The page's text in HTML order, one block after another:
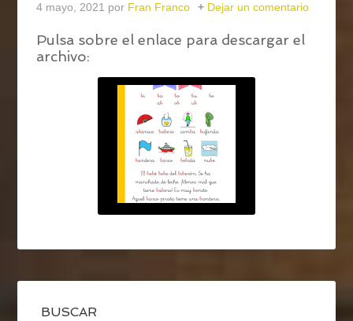
4 mayo, 2021 por Fran Franco Dejar un comentario
Pulsa sobre el enlace para descargar el
archivo:
BUSCAR